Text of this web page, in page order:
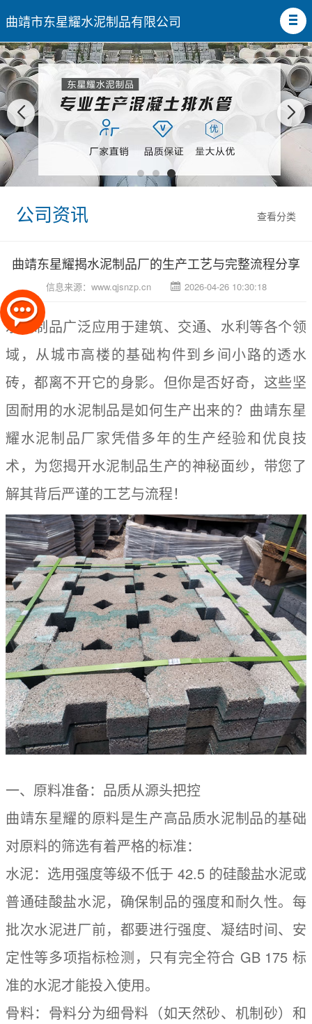
曲靖市东星耀水泥制品有限公司
查看分类
公司资讯
曲靖东星耀揭水泥制品厂的生产工艺与完整流程分享
信息来源： www.qjsnzp.cn 2026-04-26 10:30:18
水泥制品广泛应用于建筑、交通、水利等各个领
域，从城市高楼的基础构件到乡间小路的透水
砖，都离不开它的身影。但你是否好奇，这些坚
固耐用的水泥制品是如何生产出来的？曲靖东星
耀水泥制品厂家凭借多年的生产经验和优良技
术，为您揭开水泥制品生产的神秘面纱，带您了
解其背后严谨的工艺与流程！
一、原料准备：品质从源头把控
曲靖东星耀的原料是生产高品质水泥制品的基础
对原料的筛选有着严格的标准：
水泥：选用强度等级不低于 42.5 的硅酸盐水泥或
普通硅酸盐水泥，确保制品的强度和耐久性。每
批次水泥进厂前，都要进行强度、凝结时间、安
定性等多项指标检测，只有完全符合 GB 175 标
准的水泥才能投入使用。
骨料：骨料分为细骨料（如天然砂、机制砂）和